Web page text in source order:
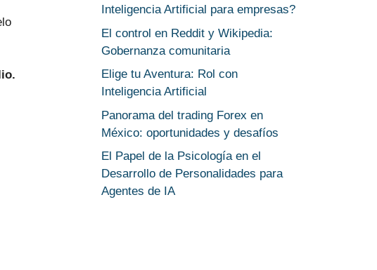
Inteligencia Artificial para empresas?
El control en Reddit y Wikipedia:
Gobernanza comunitaria
Elige tu Aventura: Rol con
Inteligencia Artificial
Panorama del trading Forex en
México: oportunidades y desafíos
El Papel de la Psicología en el
Desarrollo de Personalidades para
Agentes de IA